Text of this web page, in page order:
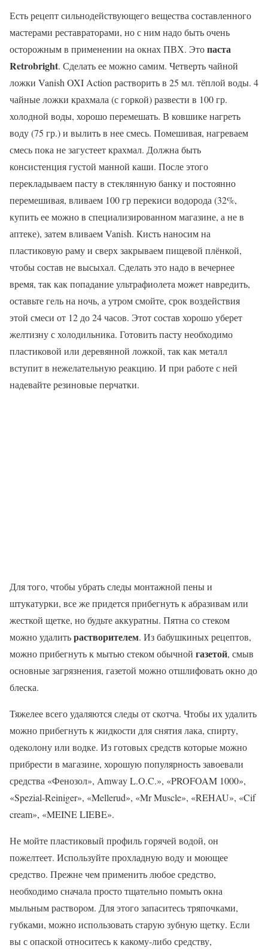
Есть рецепт сильнодействующего вещества составленного
мастерами реставраторами, но с ним надо быть очень
осторожным в применении на окнах ПВХ. Этопаста
Retrobright. Сделать ее можно самим. Четверть чайной
ложки Vanish OXI Action растворить в 25 мл. тёплой воды. 4
чайные ложки крахмала (с горкой) развести в 100 гр.
холодной воды, хорошо перемешать. В ковшике нагреть
воду (75 гр.) и вылить в нее смесь. Помешивая, нагреваем
смесь пока не загустеет крахмал. Должна быть
консистенция густой манной каши. После этого
перекладываем пасту в стеклянную банку и постоянно
перемешивая, вливаем 100 гр перекиси водорода (32%,
купить ее можно в специализированном магазине, а не в
аптеке), затем вливаем Vanish. Кисть наносим на
пластиковую раму и сверх закрываем пищевой плёнкой,
чтобы состав не высыхал. Сделать это надо в вечернее
время, так как попадание ультрафиолета может навредить,
оставьте гель на ночь, а утром смойте, срок воздействия
этой смеси от 12 до 24 часов. Этот состав хорошо уберет
желтизну с холодильника. Готовить пасту необходимо
пластиковой или деревянной ложкой, так как металл
вступит в нежелательную реакцию. И при работе с ней
надевайте резиновые перчатки.
Для того, чтобы убрать следы монтажной пены и
штукатурки, все же придется прибегнуть к абразивам или
жесткой щетке, но будьте аккуратны. Пятна со стеком
можно удалитьрастворителем. Из бабушкиных рецептов,
можно прибегнуть к мытью стеком обычной газетой, смыв
основные загрязнения, газетой можно отшлифовать окно до
блеска.
Тяжелее всего удаляются следы от скотча. Чтобы их удалить
можно прибегнуть к жидкости для снятия лака, спирту,
одеколону или водке. Из готовых средств которые можно
прибрести в магазине, хорошую популярность завоевали
средства «Фенозол», Amway L.O.C.», «PROFOAM 1000»,
«Spezial-Reiniger», «Mellerud», «Mr Muscle», «REHAU», «Cif
cream», «MEINE LIEBE».
Не мойте пластиковый профиль горячей водой, он
пожелтеет. Используйте прохладную воду и моющее
средство. Прежне чем применить любое средство,
необходимо сначала просто тщательно помыть окна
мыльным раствором. Для этого запаситесь тряпочками,
губками, можно использовать старую зубную щетку. Если
вы с опаской относитесь к какому-либо средству,